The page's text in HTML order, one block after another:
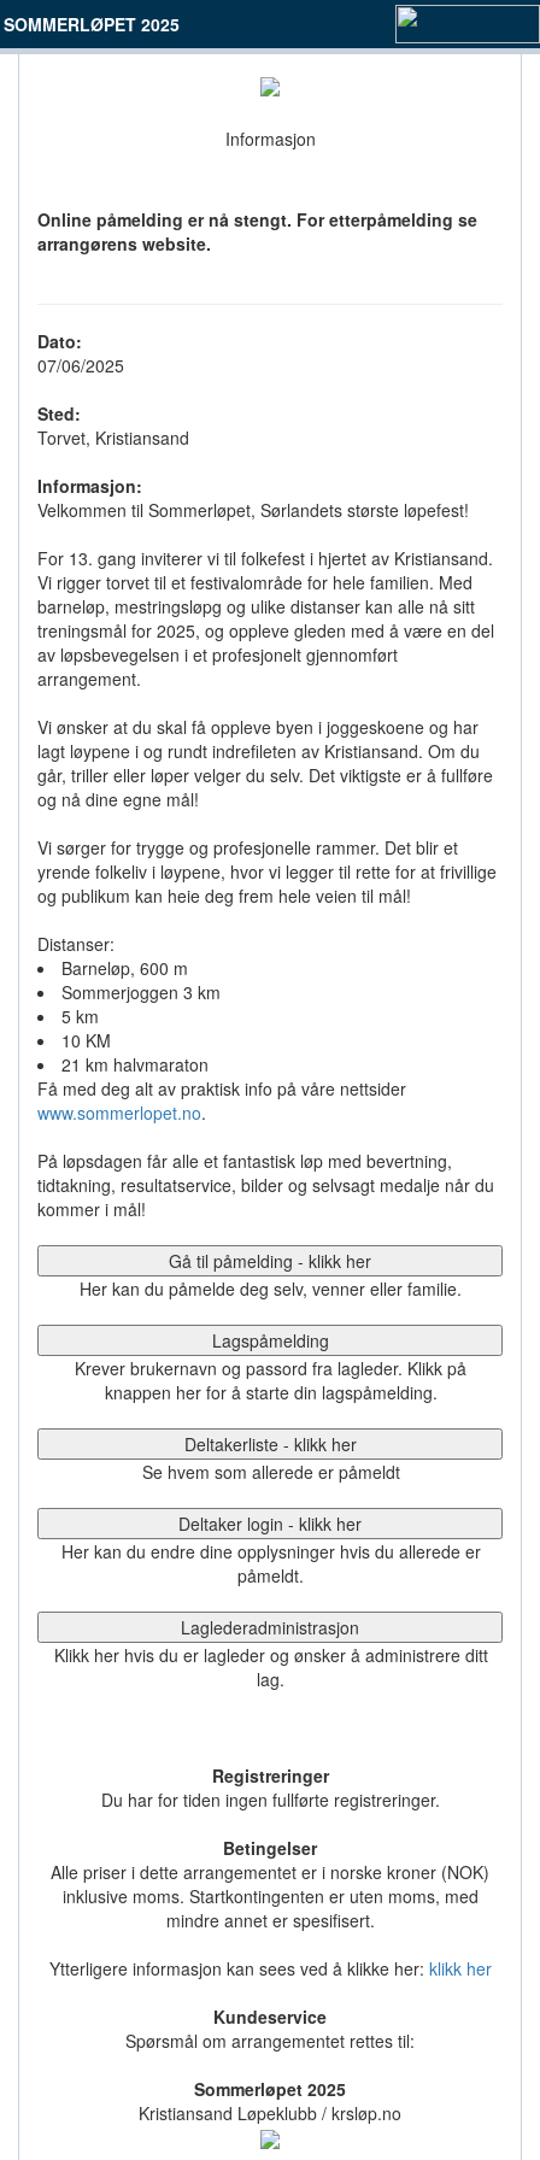
SOMMERLØPET 2025
Informasjon
Online påmelding er nå stengt. For etterpåmelding se
arrangørens website.
Dato:
07/06/2025
Sted:
Torvet, Kristiansand
Informasjon:
Velkommen til Sommerløpet, Sørlandets største løpefest!
For 13. gang inviterer vi til folkefest i hjertet av Kristiansand.
Vi rigger torvet til et festivalområde for hele familien. Med
barneløp, mestringsløpg og ulike distanser kan alle nå sitt
treningsmål for 2025, og oppleve gleden med å være en del
av løpsbevegelsen i et profesjonelt gjennomført
arrangement.
Vi ønsker at du skal få oppleve byen i joggeskoene og har
lagt løypene i og rundt indrefileten av Kristiansand. Om du
går, triller eller løper velger du selv. Det viktigste er å fullføre
og nå dine egne mål!
Vi sørger for trygge og profesjonelle rammer. Det blir et
yrende folkeliv i løypene, hvor vi legger til rette for at frivillige
og publikum kan heie deg frem hele veien til mål!
Distanser:
Barneløp, 600 m
Sommerjoggen 3 km
5 km
10 KM
21 km halvmaraton
Få med deg alt av praktisk info på våre nettsider
www.sommerlopet.no.
På løpsdagen får alle et fantastisk løp med bevertning,
tidtakning, resultatservice, bilder og selvsagt medalje når du
kommer i mål!
Gå til påmelding - klikk her
Her kan du påmelde deg selv, venner eller familie.
Lagspåmelding
Krever brukernavn og passord fra lagleder. Klikk på
knappen her for å starte din lagspåmelding.
Deltakerliste - klikk her
Se hvem som allerede er påmeldt
Deltaker login - klikk her
Her kan du endre dine opplysninger hvis du allerede er
påmeldt.
Laglederadministrasjon
Klikk her hvis du er lagleder og ønsker å administrere ditt
lag.
Registreringer
Du har for tiden ingen fullførte registreringer.
Betingelser
Alle priser i dette arrangementet er i norske kroner (NOK)
inklusive moms. Startkontingenten er uten moms, med
mindre annet er spesifisert.
Ytterligere informasjon kan sees ved å klikke her: klikk her
Kundeservice
Spørsmål om arrangementet rettes til:
Sommerløpet 2025
Kristiansand Løpeklubb / krsløp.no